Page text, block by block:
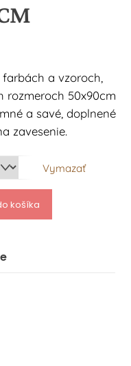
a vzoroch,
rozmeroch 50x90cm
a savé, doplnené
zavesenie.
Vymazať
košíka